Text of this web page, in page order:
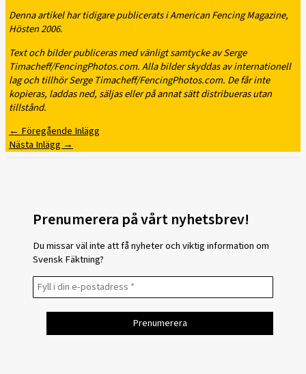
Denna artikel har tidigare publicerats i American Fencing Magazine,
Hösten 2006.
Text och bilder publiceras med vänligt samtycke av Serge
Timacheff/FencingPhotos.com. Alla bilder skyddas av internationell
lag och tillhör Serge Timacheff/FencingPhotos.com. De får inte
kopieras, laddas ned, säljas eller på annat sätt distribueras utan
tillstånd.
←Föregående Inlägg
Nästa Inlägg→
Prenumerera på vårt nyhetsbrev!
Du missar väl inte att få nyheter och viktig information om
Svensk Fäktning?